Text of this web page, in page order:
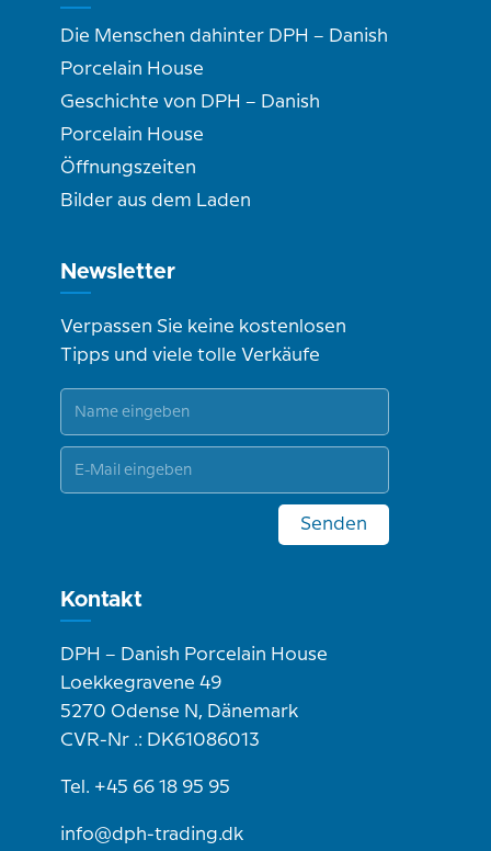
Die Menschen dahinter DPH – Danish
Porcelain House
Geschichte von DPH – Danish
Porcelain House
Öffnungszeiten
Bilder aus dem Laden
Newsletter
Verpassen Sie keine kostenlosen
Tipps und viele tolle Verkäufe
Senden
Kontakt
DPH – Danish Porcelain House
Loekkegravene 49
5270 Odense N, Dänemark
CVR-Nr .: DK61086013
Tel. +45 66 18 95 95
info@dph-trading.dk